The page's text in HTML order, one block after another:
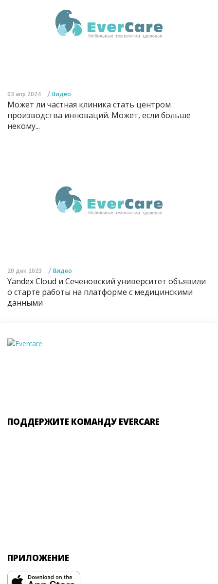
03 апр 2024 / Видео
Может ли частная клиника стать центром
производства инноваций. Может, если больше
некому...
20 дек 2023 / Видео
Yandex Cloud и Сеченовский университет объявили
о старте работы на платформе с медицинскими
данными
ПОДДЕРЖИТЕ КОМАНДУ EVERCARE
ПРИЛОЖЕНИЕ